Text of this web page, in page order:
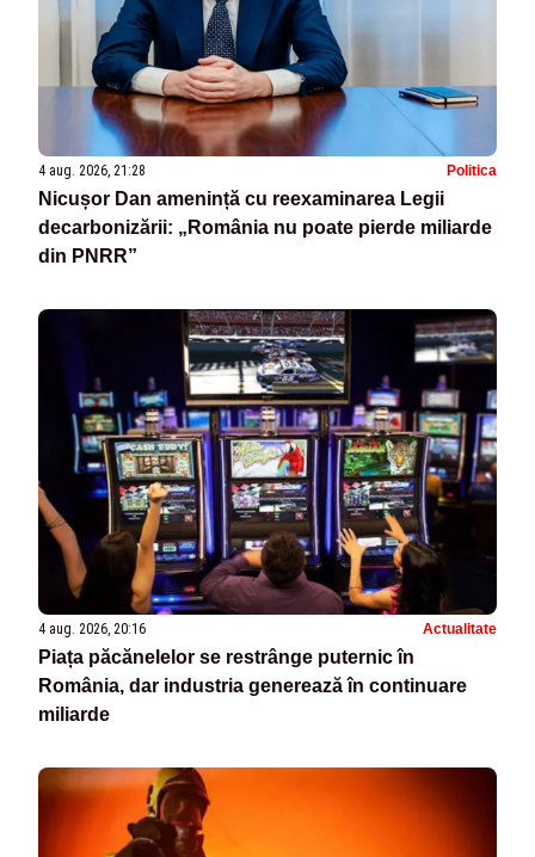
4 aug. 2026, 21:28 Politica
Nicușor Dan amenință cu reexaminarea Legii
decarbonizării: „România nu poate pierde miliarde
din PNRR”
4 aug. 2026, 20:16 Actualitate
Piața păcănelelor se restrânge puternic în
România, dar industria generează în continuare
miliarde